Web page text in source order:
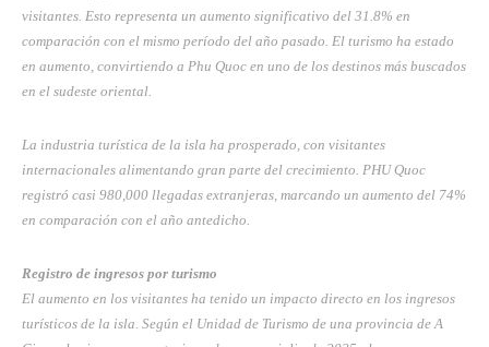
visitantes. Esto representa un aumento significativo del 31.8% en
comparación con el mismo período del año pasado. El turismo ha estado
en aumento, convirtiendo a Phu Quoc en uno de los destinos más buscados
en el sudeste oriental.
La industria turística de la isla ha prosperado, con visitantes
internacionales alimentando gran parte del crecimiento. PHU Quoc
registró casi 980,000 llegadas extranjeras, marcando un aumento del 74%
en comparación con el año antedicho.
Registro de ingresos por turismo
El aumento en los visitantes ha tenido un impacto directo en los ingresos
turísticos de la isla. Según el Unidad de Turismo de una provincia de A